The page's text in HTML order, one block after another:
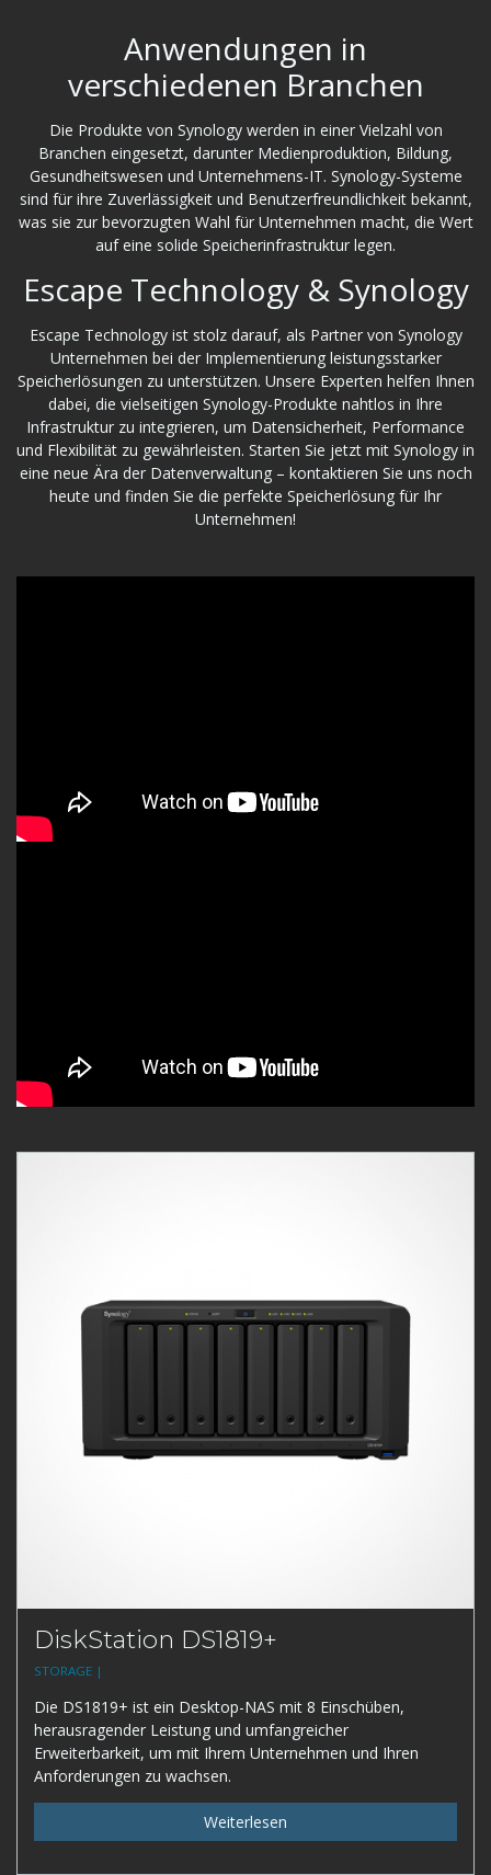
Anwendungen in
verschiedenen Branchen
Die Produkte von Synology werden in einer Vielzahl von
Branchen eingesetzt, darunter Medienproduktion, Bildung,
Gesundheitswesen und Unternehmens-IT. Synology-Systeme
sind für ihre Zuverlässigkeit und Benutzerfreundlichkeit bekannt,
was sie zur bevorzugten Wahl für Unternehmen macht, die Wert
auf eine solide Speicherinfrastruktur legen.
Escape Technology & Synology
Escape Technology ist stolz darauf, als Partner von Synology
Unternehmen bei der Implementierung leistungsstarker
Speicherlösungen zu unterstützen. Unsere Experten helfen Ihnen
dabei, die vielseitigen Synology-Produkte nahtlos in Ihre
Infrastruktur zu integrieren, um Datensicherheit, Performance
und Flexibilität zu gewährleisten. Starten Sie jetzt mit Synology in
eine neue Ära der Datenverwaltung – kontaktieren Sie uns noch
heute und finden Sie die perfekte Speicherlösung für Ihr
Unternehmen!
DiskStation DS1819+
STORAGE |
Die DS1819+ ist ein Desktop-NAS mit 8 Einschüben,
herausragender Leistung und umfangreicher
Erweiterbarkeit, um mit Ihrem Unternehmen und Ihren
Anforderungen zu wachsen.
Weiterlesen